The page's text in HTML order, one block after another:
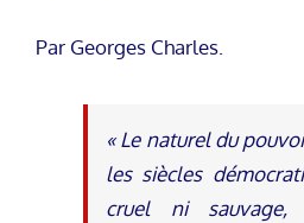
Par Georges Charles.
« Le naturel du
les siècles
cruel ni